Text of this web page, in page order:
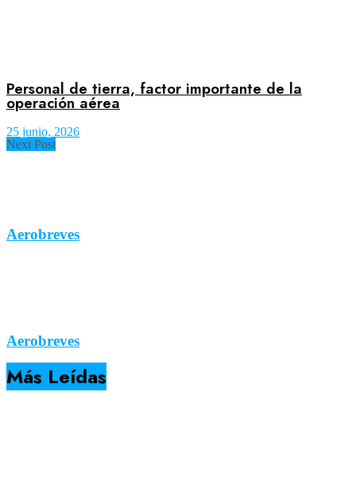
Personal de tierra, factor importante de la
operación aérea
25 junio, 2026
Next Post
Aerobreves
Aerobreves
Más Leídas